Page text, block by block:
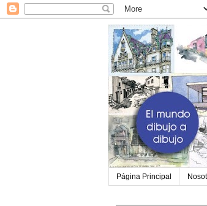
Página Principal